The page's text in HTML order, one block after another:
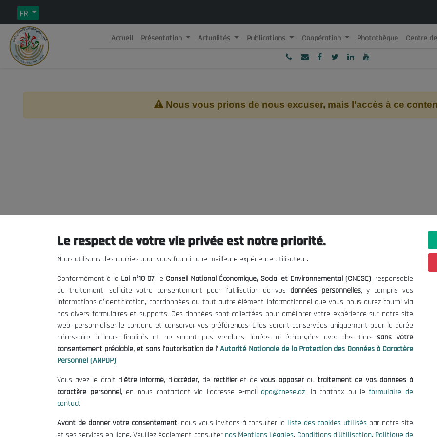
FR
République Algérienne Démocratique et Populaire
Accueil Présentation Actualités Publications Coopération Photothèque Centre
Nous vous prions de nous excuser, mais l'accès à ce
Le CNESE
Le président
Organisation
Publications
Informations utiles
Mentions Légales
Conditions d'Utilisation
Politique de Protection des Données
Politique des Cookies
contact@cnese.dz
Suggestions ou Initiatives ?
Newsletter
Inscrivez-vous, soyez le premier à
nos dernières nouvelles.
Suivez-Nous!
© 2026 Conseil National Économique, Social et Environnemental
Le respect de votre vie privée est notre priorité.
Nous utilisons des cookies pour vous fournir une meilleure expérience utilisateur.
Conformément à la Loi n°18-07, le Conseil National Économique, Social et Environnemental (CNESE), responsable
du traitement, sollicite votre consentement pour l'utilisation de vos données personnelles, y compris vos
informations d'identification, coordonnées ou tout autre élément informationnel que vous nous aurez fourni via
nos divers formulaires et supports. Ces données sont collectées pour améliorer votre expérience sur notre site
web, personnaliser le contenu et conserver vos préférences. Elles seront conservées uniquement pour la durée
nécessaire à leurs finalités et ne seront pas vendues, louées ni échangées avec des tierssans votre
consentement préalable, et sans l'autorisation de l' Autorité Nationale de la Protection des Données à Caractère
Personnel (ANPDP)
Vous avez le droit d'être informé, d'accéder, de rectifieret devous opposerautraitement de vos données à
caractère personnel, en nous contactant via l'adresse e-mail dpo@cnese.dz, la chatbox ou leformulaire de
contact.
Avant de donner votre consentement, nous vous invitons à consulter la liste des cookies utilisés par notre site
et ses services en ligne. Veuillez également consulter nos Mentions Légales, Conditions d'Utilisation, Politique de